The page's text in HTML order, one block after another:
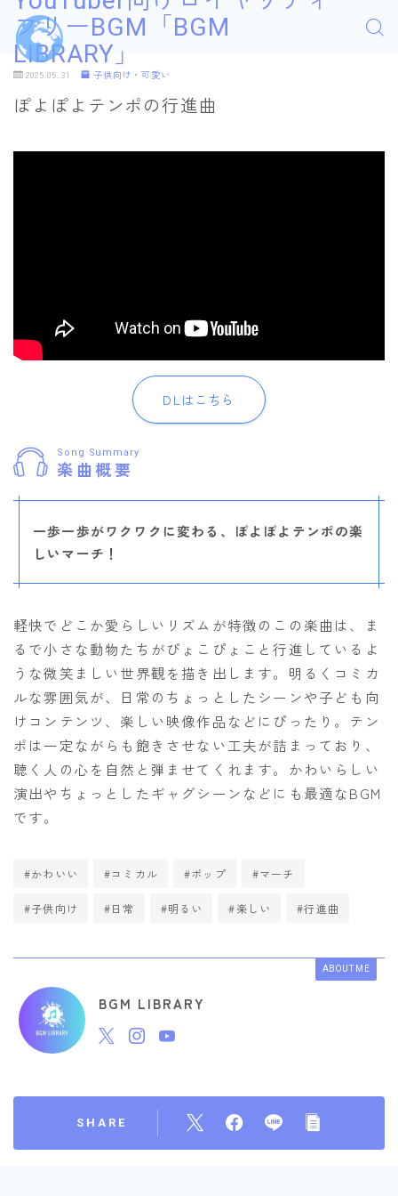
フリーBGM「BGM
LIBRARY」
2025.05.31 子供向け・可愛い
ぽよぽよテンポの行進曲
DLはこちら
Song Summary
楽曲概要
一歩一歩がワクワクに変わる、ぽよぽよテンポの楽
しいマーチ！
軽快でどこか愛らしいリズムが特徴のこの楽曲は、ま
るで小さな動物たちがぴょこぴょこと行進しているよ
うな微笑ましい世界観を描き出します。明るくコミカ
ルな雰囲気が、日常のちょっとしたシーンや子ども向
けコンテンツ、楽しい映像作品などにぴったり。テン
ポは一定ながらも飽きさせない工夫が詰まっており、
聴く人の心を自然と弾ませてくれます。かわいらしい
演出やちょっとしたギャグシーンなどにも最適なBGM
です。
#かわいい #コミカル #ポップ #マーチ
#子供向け #日常 #明るい #楽しい #行進曲
ABOUT ME
BGM LIBRARY
SHARE